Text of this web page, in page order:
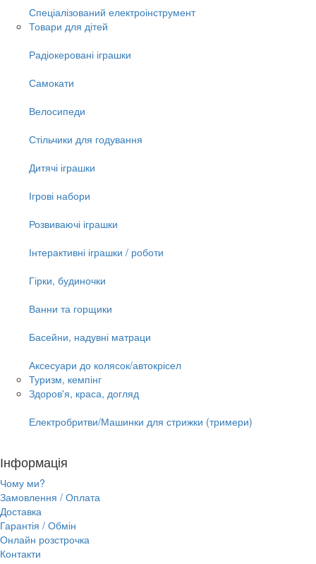
Спеціалізований електроінструмент
Товари для дітей
Радіокеровані іграшки
Самокати
Велосипеди
Стільчики для годування
Дитячі іграшки
Ігрові набори
Розвиваючі іграшки
Інтерактивні іграшки / роботи
Гірки, будиночки
Ванни та горщики
Басейни, надувні матраци
Аксесуари до колясок/автокрісел
Туризм, кемпінг
Здоров'я, краса, догляд
Електробритви/Машинки для стрижки (тримери)
Інформація
Чому ми?
Замовлення / Оплата
Доставка
Гарантія / Обмін
Онлайн розстрочка
Контакти